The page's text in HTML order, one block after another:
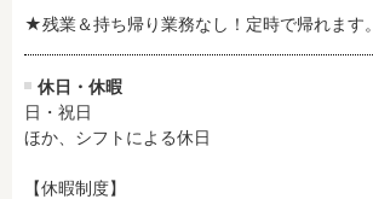
★残業＆持ち帰り業務なし！定時で帰れます。
休日・休暇
日・祝日
ほか、シフトによる休日
【休暇制度】